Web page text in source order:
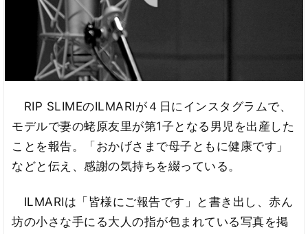
RIP SLIMEのILMARIが４日にインスタグラムで、
モデルで妻の蛯原友里が第1子となる男児を出産した
ことを報告。「おかげさまで母子ともに健康です」
などと伝え、感謝の気持ちを綴っている。
ILMARIは「皆様にご報告です」と書き出し、赤ん
坊の小さな手にる大人の指が包まれている写真を掲